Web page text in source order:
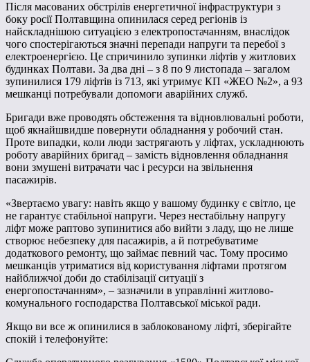
Після масованих обстрілів енергетичної інфраструктури з
боку росії Полтавщина опинилася серед регіонів із
найскладнішою ситуацією з електропостачанням, внаслідок
чого спостерігаються значні перепади напруги та перебої з
електроенергією. Це спричинило зупинки ліфтів у житлових
будинках Полтави. За два дні – з 8 по 9 листопада – загалом
зупинилися 179 ліфтів із 713, які утримує КП «ЖЕО №2», а 93
мешканці потребували допомоги аварійних служб.
Бригади вже проводять обстеження та відновлювальні роботи,
щоб якнайшвидше повернути обладнання у робочий стан.
Проте випадки, коли люди застрягають у ліфтах, ускладнюють
роботу аварійних бригад – замість відновлення обладнання
вони змушені витрачати час і ресурси на звільнення
пасажирів.
«Звертаємо увагу: навіть якщо у вашому будинку є світло, це
не гарантує стабільної напруги. Через нестабільну напругу
ліфт може раптово зупинитися або вийти з ладу, що не лише
створює небезпеку для пасажирів, а й потребуватиме
додаткового ремонту, що займає певний час. Тому просимо
мешканців утриматися від користування ліфтами протягом
найближчої доби до стабілізації ситуації з
енергопостачанням», – зазначили в управлінні житлово-
комунального господарства Полтавської міської ради.
Якщо ви все ж опинилися в заблокованому ліфті, зберігайте
спокій і телефонуйте: